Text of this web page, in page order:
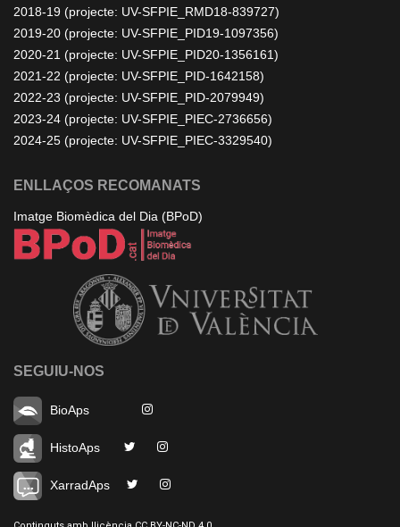
2018-19 (projecte: UV-SFPIE_RMD18-839727)
2019-20 (projecte: UV-SFPIE_PID19-1097356)
2020-21 (projecte: UV-SFPIE_PID20-1356161)
2021-22 (projecte: UV-SFPIE_PID-1642158)
2022-23 (projecte: UV-SFPIE_PID-2079949)
2023-24 (projecte: UV-SFPIE_PIEC-2736656)
2024-25 (projecte: UV-SFPIE_PIEC-3329540)
ENLLAÇOS RECOMANATS
Imatge Biomèdica del Dia (BPoD)
SEGUIU-NOS
BioAps
HistoAps
XarradAps